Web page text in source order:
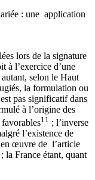
: une application
lors de la signature
à l’exercice d’une
selon le Haut
la formulation ou
pas significatif dans
à l’origine des
11 ; l’inverse
l’existence de
en œuvre de l’article
la France étant, quant